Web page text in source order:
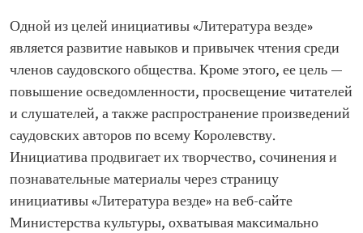
Одной из целей инициативы «Литература везде»
является развитие навыков и привычек чтения среди
членов саудовского общества. Кроме этого, ее цель —
повышение осведомленности, просвещение читателей
и слушателей, а также распространение произведений
саудовских авторов по всему Королевству.
Инициатива продвигает их творчество, сочинения и
познавательные материалы через страницу
инициативы «Литература везде» на веб-сайте
Министерства культуры, охватывая максимально